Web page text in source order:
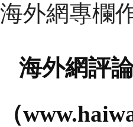
海外網專欄
海外網評
（